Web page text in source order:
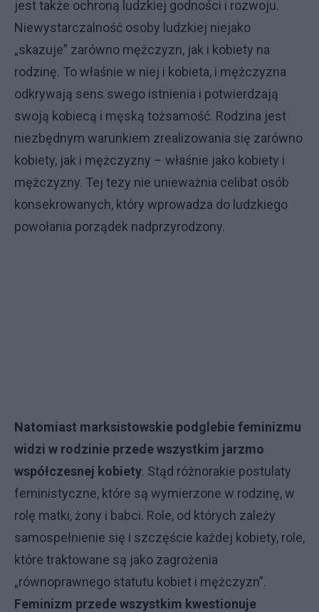
jest także ochroną ludzkiej godności i rozwoju.
Niewystarczalność osoby ludzkiej niejako
„skazuje” zarówno mężczyzn, jak i kobiety na
rodzinę. To właśnie w niej i kobieta, i mężczyzna
odkrywają sens swego istnienia i potwierdzają
swoją kobiecą i męską tożsamość. Rodzina jest
niezbędnym warunkiem zrealizowania się zarówno
kobiety, jak i mężczyzny – właśnie jako kobiety i
mężczyzny. Tej tezy nie unieważnia celibat osób
konsekrowanych, który wprowadza do ludzkiego
powołania porządek nadprzyrodzony.
Natomiast marksistowskie podglebie feminizmu
widzi w rodzinie przede wszystkim jarzmo
współczesnej kobiety. Stąd różnorakie postulaty
feministyczne, które są wymierzone w rodzinę, w
rolę matki, żony i babci. Role, od których zależy
samospełnienie się i szczęście każdej kobiety, role,
które traktowane są jako zagrożenia
„równoprawnego statutu kobiet i mężczyzn”.
Feminizm przede wszystkim kwestionuje